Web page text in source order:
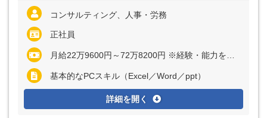
コンサルティング、人事・労務
正社員
月給22万9600円～72万8200円 ※経験・能力を考慮の上、優遇いたします
基本的なPCスキル（Excel／Word／ppt）
詳細を開く